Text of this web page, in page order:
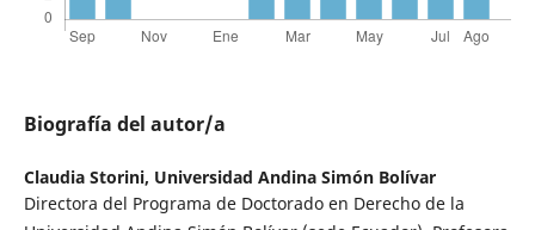
Biografía del autor/a
Claudia Storini, Universidad Andina Simón Bolívar
Directora del Programa de Doctorado en Derecho de la